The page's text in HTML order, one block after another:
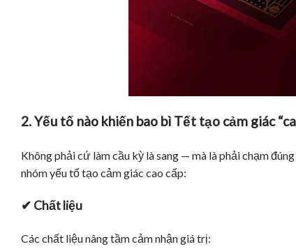
2. Yếu tố nào khiến bao bì Tết tạo cảm giác
Không phải cứ làm cầu kỳ là sang — mà là phải chạm
nhóm yếu tố tạo cảm giác cao cấp:
✔ Chất liệu
Các chất liệu nâng tầm cảm nhận giá trị: